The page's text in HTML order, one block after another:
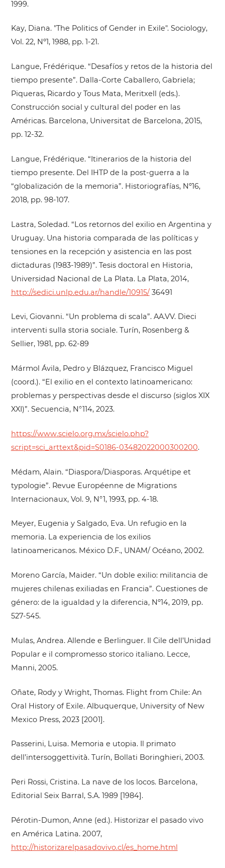
1999.
Kay, Diana. "The Politics of Gender in Exile". Sociology,
Vol. 22, Nº1, 1988, pp. 1-21.
Langue, Frédérique. “Desafíos y retos de la historia del
tiempo presente”. Dalla-Corte Caballero, Gabriela;
Piqueras, Ricardo y Tous Mata, Meritxell (eds.).
Construcción social y cultural del poder en las
Américas. Barcelona, Universitat de Barcelona, 2015,
pp. 12-32.
Langue, Frédérique. “Itinerarios de la historia del
tiempo presente. Del IHTP de la post-guerra a la
“globalización de la memoria”. Historiografías, Nº16,
2018, pp. 98-107.
Lastra, Soledad. “Los retornos del exilio en Argentina y
Uruguay. Una historia comparada de las políticas y
tensiones en la recepción y asistencia en las post
dictaduras (1983-1989)”. Tesis doctoral en Historia,
Universidad Nacional de La Plata. La Plata, 2014,
http://sedici.unlp.edu.ar/handle/10915/36491
Levi, Giovanni. “Un problema di scala”. AA.VV. Dieci
interventi sulla storia sociale. Turín, Rosenberg &
Sellier, 1981, pp. 62-89
Mármol Ávila, Pedro y Blázquez, Francisco Miguel
(coord.). “El exilio en el contexto latinoamericano:
problemas y perspectivas desde el discurso (siglos XIX
XXI)”. Secuencia, N°114, 2023.
https://www.scielo.org.mx/scielo.php?
script=sci_arttext&pid=S0186-03482022000300200.
Médam, Alain. “Diaspora/Diasporas. Arquétipe et
typologie”. Revue Européenne de Migrations
Internacionaux, Vol. 9, N°1, 1993, pp. 4-18.
Meyer, Eugenia y Salgado, Eva. Un refugio en la
memoria. La experiencia de los exilios
latinoamericanos. México D.F., UNAM/ Océano, 2002.
Moreno García, Maider. “Un doble exilio: militancia de
mujeres chilenas exiliadas en Francia”. Cuestiones de
género: de la igualdad y la diferencia, Nº14, 2019, pp.
527-545.
Mulas, Andrea. Allende e Berlinguer. Il Cile dell’Unidad
Popular e il compromesso storico italiano. Lecce,
Manni, 2005.
Oñate, Rody y Wright, Thomas. Flight from Chile: An
Oral History of Exile. Albuquerque, University of New
Mexico Press, 2023 [2001].
Passerini, Luisa. Memoria e utopia. Il primato
dell’intersoggettività. Turín, Bollati Boringhieri, 2003.
Peri Rossi, Cristina. La nave de los locos. Barcelona,
Editorial Seix Barral, S.A. 1989 [1984].
Pérotin-Dumon, Anne (ed.). Historizar el pasado vivo
en América Latina. 2007,
http://historizarelpasadovivo.cl/es_home.html